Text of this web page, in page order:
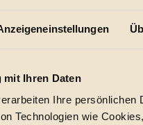
Ihren Daten
Ihre persönlichen
Technologien wie